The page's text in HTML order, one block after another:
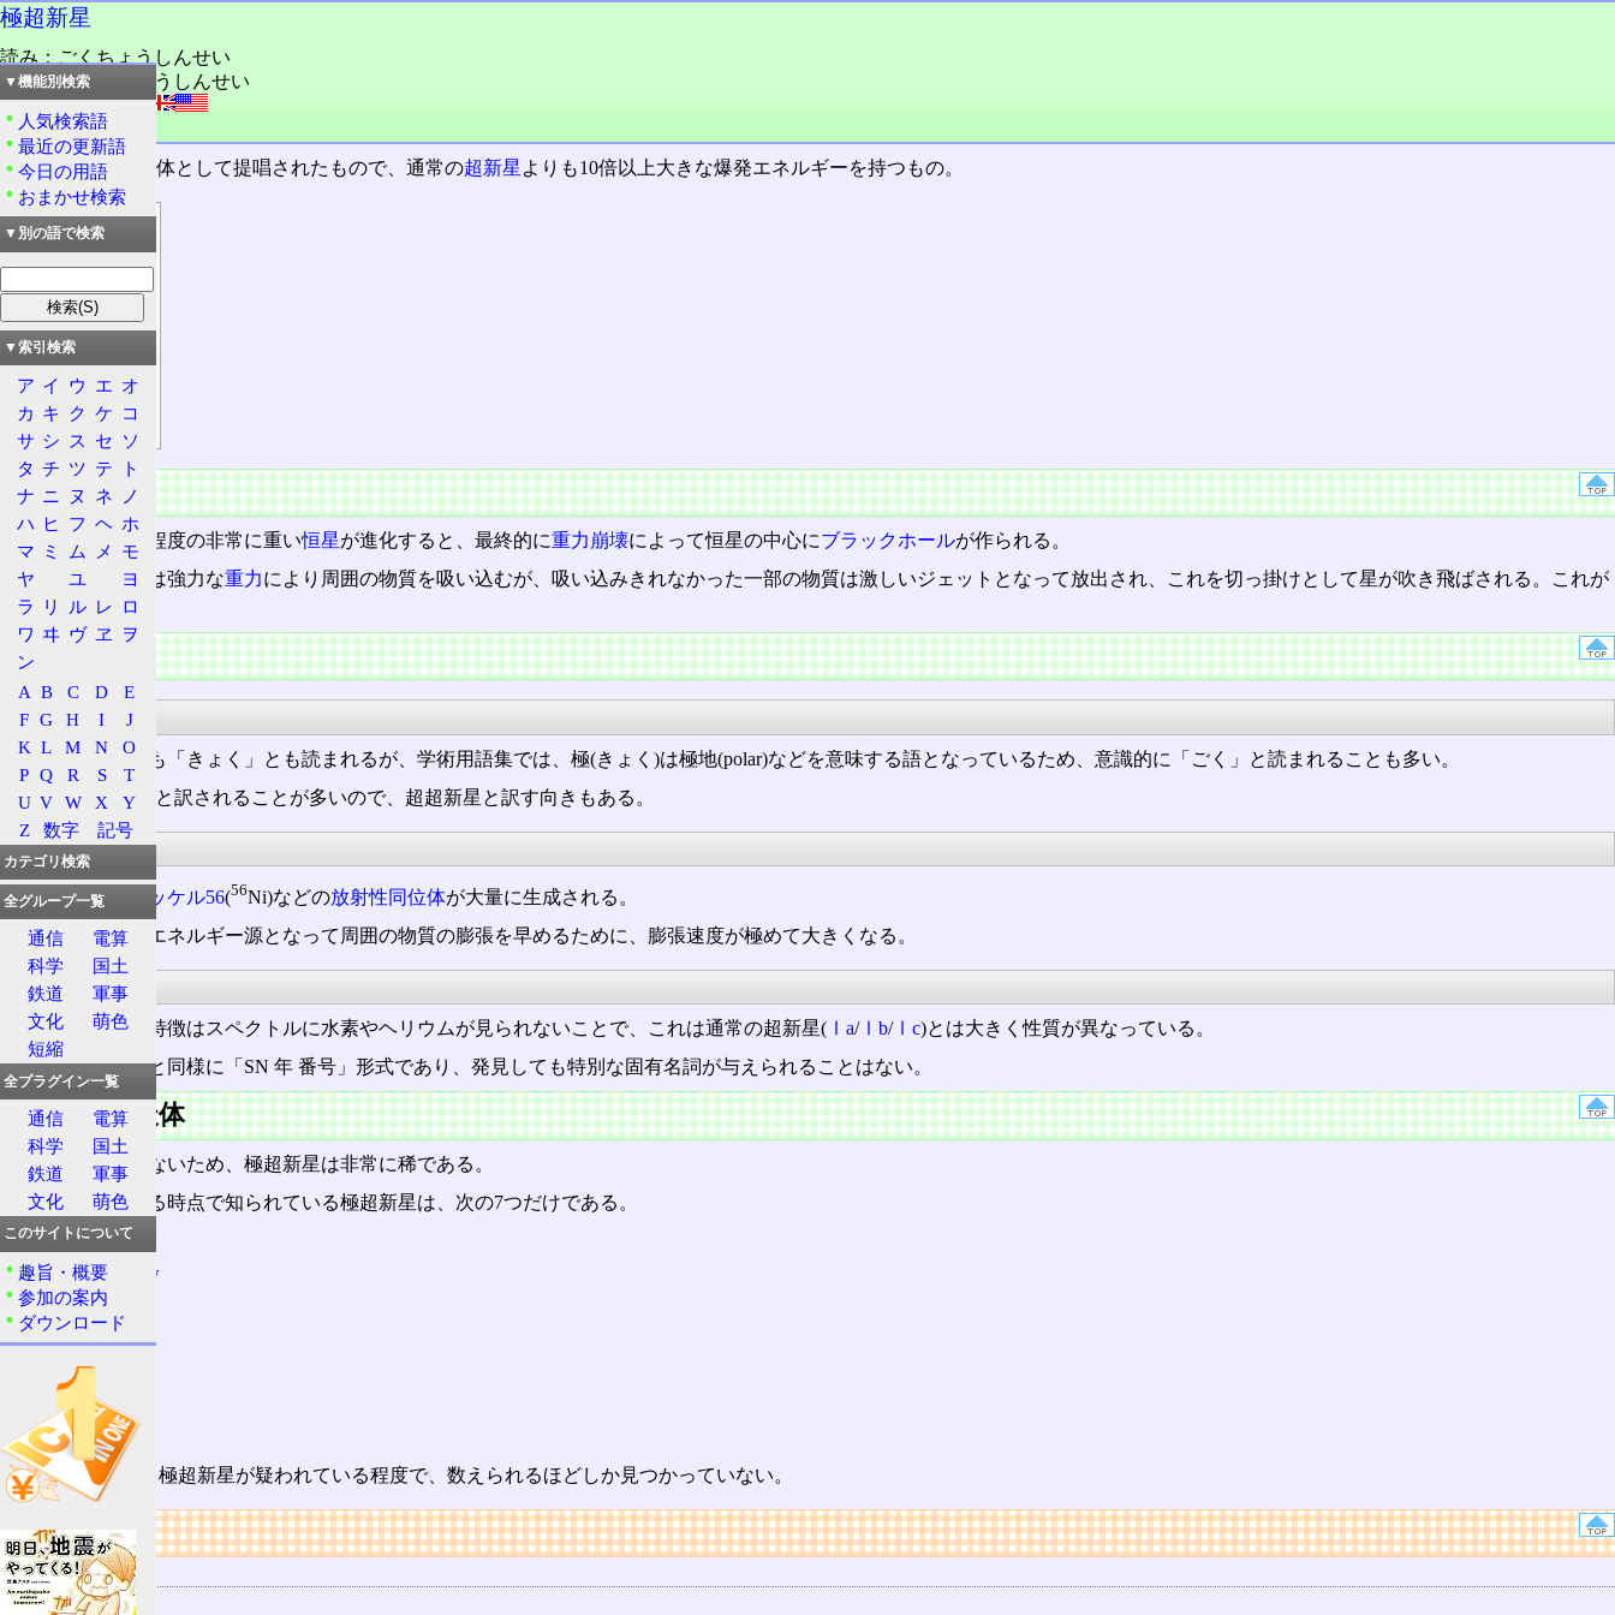
極超新星
読み：ごくちょうしんせい
読み：きょくちょうしんせい
外語：hypernova
品詞：名詞
γ線バースト
の正体として提唱されたもので、通常の超新星 よりも10倍以上大きな爆発エネルギーを持つもの。
目次
概要
特徴
名称
爆発
観測
該当する天体
概要
太陽質量 の20倍程度の非常に重い恒星が進化すると、最終的に重力崩壊によって恒星の中心にブラックホールが作られる。
ブラックホールは強力な重力により周囲の物質を吸い込むが、吸い込みきれなかった一部の物質は激しいジェットとなって放出され、これを切っ掛けとして星が吹き飛ばされる。これが
極超新星である。
特徴
名称
極は「ごく」とも「きょく」とも読まれるが、学術用語集では、極(きょく)は極地(polar)などを意味する語となっているため、意識的に「ごく」と読まれることも多い。
superもhyperも超と訳されることが多いので、超超新星と訳す向きもある。
爆発
爆発の際には ニッケル56(56Ni)などの放射性同位体が大量に生成される。
これが爆発後のエネルギー源となって周囲の物質の膨張を早めるために、膨張速度が極めて大きくなる。
観測
観測上、最大の特徴はスペクトルに水素やヘリウムが見られないことで、これは通常の超新星( Ⅰa/Ⅰb/Ⅰc)とは大きく性質が異なっている。
名称は、超新星と同様に「SN 年 番号」形式であり、発見しても特別な固有名詞が与えられることはない。
該当する天体
重い星は数が少ないため、極超新星は非常に稀である。
これを著している時点で知られている極超新星は、次の7つだけである。
SN 1997ef
SN 1998bw
SN 1998ey
SN 2002ap
SN 2002bl
SN 2003dh
SN 2003jd
他にSN 2001bb も極超新星が疑われている程度で、数えられるほどしか見つかっていない。
リンク
関連する用語
超新星
▼機能別検索
人気検索語
最近の更新語
今日の用語
おまかせ検索
▼別の語で検索
▼索引検索
ア イ ウ エ オ
カ キ ク ケ コ
サ シ ス セ ソ
タ チ ツ テ
ト
ナ ニ ヌ ネ
ノ
ハ ヒ フ ヘ ホ
マ ミ ム メ
モ
ヤ
ユ
ヨ
ラ
リ ル レ ロ
ワ ヰ ヴ ヱ
ヲ
ン
A B C D
E
F G H I
J
K L M N
O
P Q R S
T
U V W X
Y
Z
数字 記号
カテゴリ検索
全グループ一覧
通信
電算
科学
国土
鉄道
軍事
文化
萌色
短縮
全プラグイン一覧
通信
電算
科学
国土
鉄道
軍事
文化
萌色
このサイトについて
趣旨・概要
参加の案内
ダウンロード